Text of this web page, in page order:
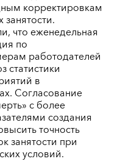
корректировкам
что еженедельная
по
работодателей
статистики
в
Согласование
с более
создания
точность
занятости при
условий.